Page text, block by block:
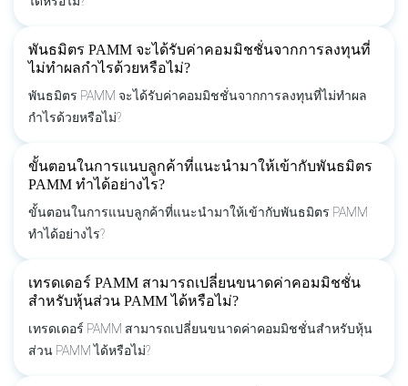
พันธมิตร PAMM จะได้รับค่าคอมมิชชั่นจากการลงทุนที่
ไม่ทำผลกำไรด้วยหรือไม่?
พันธมิตร PAMM จะได้รับค่าคอมมิชชั่นจากการลงทุนที่ไม่ทำผล
กำไรด้วยหรือไม่?
ขั้นตอนในการแนบลูกค้าที่แนะนำมาให้เข้ากับพันธมิตร
PAMM ทำได้อย่างไร?
ขั้นตอนในการแนบลูกค้าที่แนะนำมาให้เข้ากับพันธมิตร PAMM
ทำได้อย่างไร?
เทรดเดอร์ PAMM สามารถเปลี่ยนขนาดค่าคอมมิชชั่น
สำหรับหุ้นส่วน PAMM ได้หรือไม่?
เทรดเดอร์ PAMM สามารถเปลี่ยนขนาดค่าคอมมิชชั่นสำหรับหุ้น
ส่วน PAMM ได้หรือไม่?